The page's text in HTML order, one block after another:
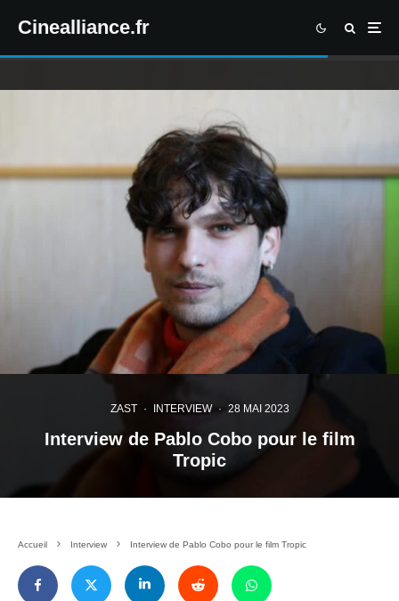
Cinealliance.fr
ZAST · INTERVIEW · 28 MAI 2023
Interview de Pablo Cobo pour le film
Tropic
Accueil Interview Interview de Pablo Cobo pour le film Tropic